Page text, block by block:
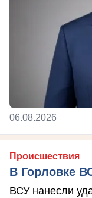
06.08.2026
Происшествия
В Горловке
ВСУ нанесли